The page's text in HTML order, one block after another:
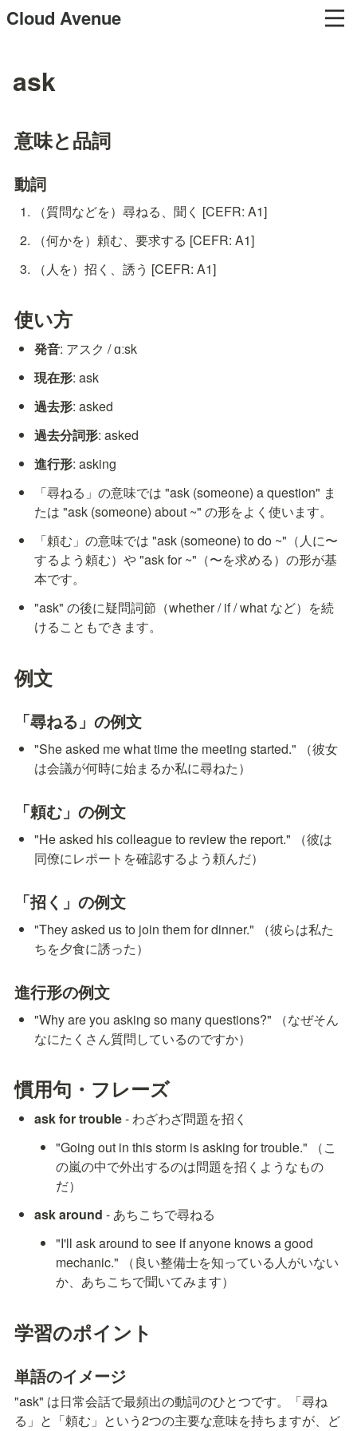
Cloud Avenue
ask
意味と品詞
動詞
（質問などを）尋ねる、聞く [CEFR: A1]
（何かを）頼む、要求する [CEFR: A1]
（人を）招く、誘う [CEFR: A1]
使い方
発音: アスク / ɑːsk
現在形: ask
過去形: asked
過去分詞形: asked
進行形: asking
「尋ねる」の意味では "ask (someone) a question" ま
たは "ask (someone) about ~" の形をよく使います。
「頼む」の意味では "ask (someone) to do ~"（人に〜
するよう頼む）や "ask for ~"（〜を求める）の形が基
本です。
"ask" の後に疑問詞節（whether / if / what など）を続
けることもできます。
例文
「尋ねる」の例文
"She asked me what time the meeting started." （彼女
は会議が何時に始まるか私に尋ねた）
「頼む」の例文
"He asked his colleague to review the report." （彼は
同僚にレポートを確認するよう頼んだ）
「招く」の例文
"They asked us to join them for dinner." （彼らは私た
ちを夕食に誘った）
進行形の例文
"Why are you asking so many questions?" （なぜそん
なにたくさん質問しているのですか）
慣用句・フレーズ
ask for trouble - わざわざ問題を招く
"Going out in this storm is asking for trouble." （こ
の嵐の中で外出するのは問題を招くようなもの
だ）
ask around - あちこちで尋ねる
"I'll ask around to see if anyone knows a good
mechanic." （良い整備士を知っている人がいない
か、あちこちで聞いてみます）
学習のポイント
単語のイメージ
"ask" は日常会話で最頻出の動詞のひとつです。「尋ね
る」と「頼む」という2つの主要な意味を持ちますが、ど